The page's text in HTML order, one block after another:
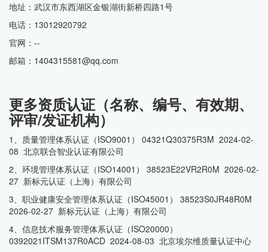
地址：武汉市东西湖区金银湖街新桥四路1号
电话：13012920792
官网：--
邮箱：1404315581@qq.com
更多资质认证（名称、编号、有效期、
评审/发证机构）
1、质量管理体系认证（ISO9001） 04321Q30375R3M 2024-02-
08 北京联合智业认证有限公司
2、环境管理体系认证（ISO14001） 38523E22VR2R0M 2026-02-
27 新标元认证（上海）有限公司
3、职业健康安全管理体系认证（ISO45001） 38523S0JR48R0M
2026-02-27 新标元认证（上海）有限公司
4、信息技术服务管理体系认证（ISO20000）
0392021ITSM137R0ACD 2024-08-03 北京埃尔维质量认证中心